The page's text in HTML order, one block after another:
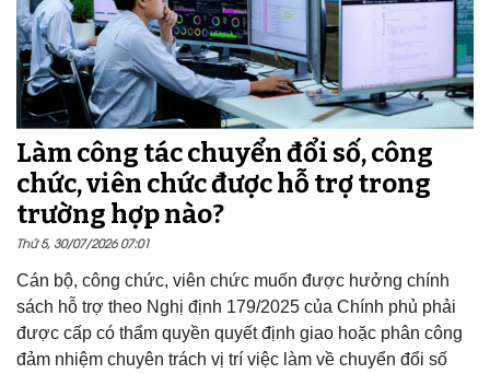
Làm công tác chuyển đổi số, công
chức, viên chức được hỗ trợ trong
trường hợp nào?
Thứ 5, 30/07/2026 07:01
Cán bộ, công chức, viên chức muốn được hưởng chính
sách hỗ trợ theo Nghị định 179/2025 của Chính phủ phải
được cấp có thẩm quyền quyết định giao hoặc phân công
đảm nhiệm chuyên trách vị trí việc làm về chuyển đổi số